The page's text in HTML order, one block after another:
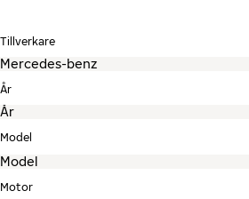
Tillverkare
År
Model
Motor